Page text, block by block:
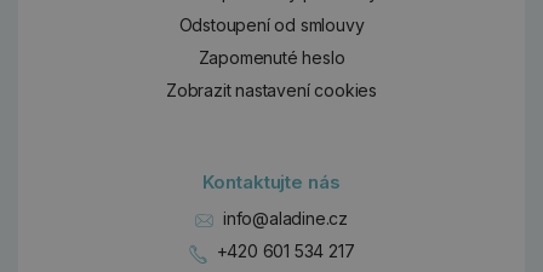
Odstoupení od smlouvy
Zapomenuté heslo
Zobrazit nastavení cookies
Kontaktujte nás
info@aladine.cz
+420 601 534 217